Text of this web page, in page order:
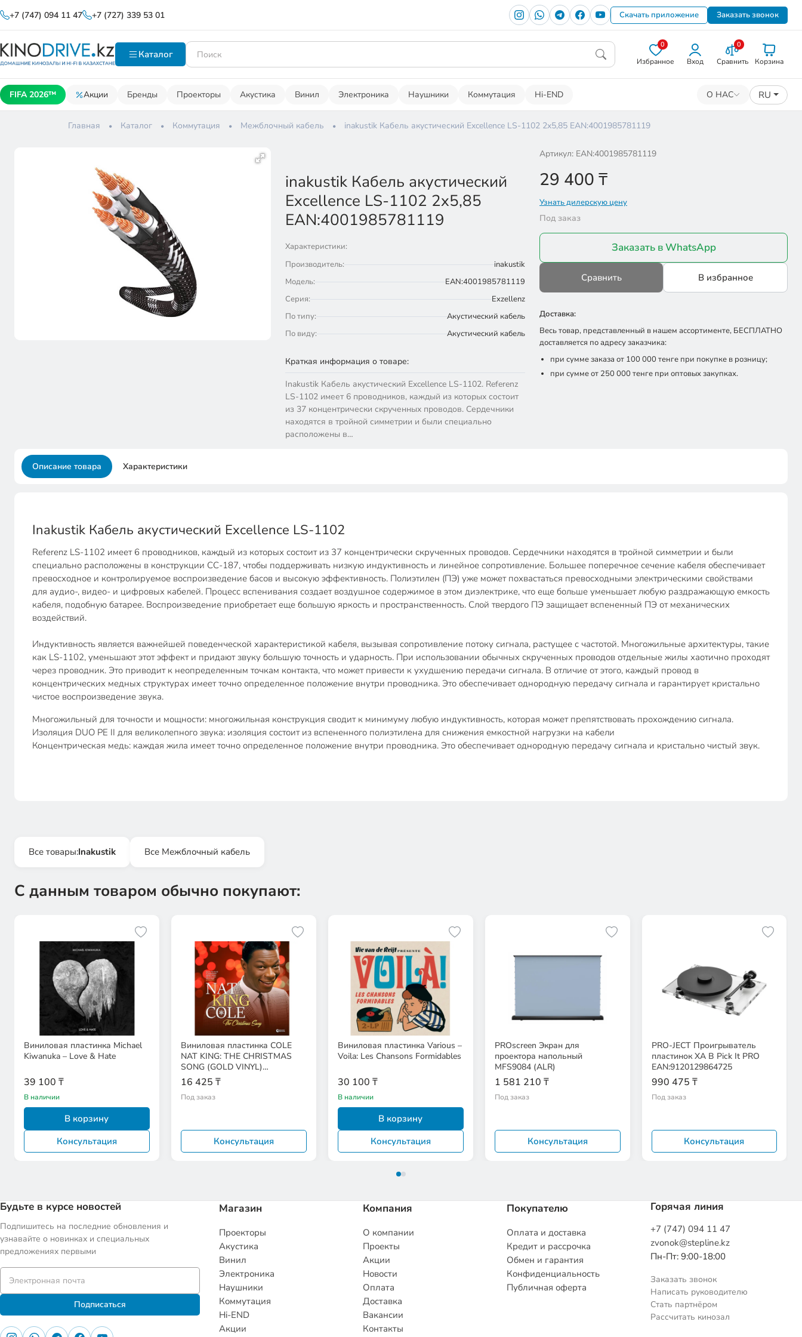
+7 (747) 094 11 47 +7 (727) 339 53 01 Скачать приложение Заказать звонок
Каталог
0
Избранное Вход
0
Сравнить Корзина
FIFA 2026™ Акции Бренды Проекторы Акустика Винил Электроника Наушники Коммутация Hi-END О НАС RU
Главная Каталог Коммутация Межблочный кабель inakustik Кабель акустический Excellence LS-1102 2x5,85 EAN:4001985781119
inakustik Кабель акустический
Excellence LS-1102 2x5,85
EAN:4001985781119
Характеристики:
Производитель:
inakustik
Модель:
EAN:4001985781119
Серия:
Exzellenz
По типу:
Акустический кабель
По виду:
Акустический кабель
Краткая информация о товаре:
Inakustik Кабель акустический Excellence LS-1102. Referenz
LS-1102 имеет 6 проводников, каждый из которых состоит
из 37 концентрически скрученных проводов. Сердечники
находятся в тройной симметрии и были специально
расположены в…
Артикул: EAN:4001985781119
29 400 ₸
Узнать дилерскую цену
Под заказ
Заказать в WhatsApp
Сравнить В избранное
Доставка:
Весь товар, представленный в нашем ассортименте, БЕСПЛАТНО
доставляется по адресу заказчика:
при сумме заказа от 100 000 тенге при покупке в розницу;
при сумме от 250 000 тенге при оптовых закупках.
Описание товара Характеристики
Inakustik Кабель акустический Excellence LS-1102
Referenz LS-1102 имеет 6 проводников, каждый из которых состоит из 37 концентрически скрученных проводов. Сердечники находятся в тройной симметрии и были
специально расположены в конструкции CC-187, чтобы поддерживать низкую индуктивность и линейное сопротивление. Большее поперечное сечение кабеля обеспечивает
превосходное и контролируемое воспроизведение басов и высокую эффективность. Полиэтилен (ПЭ) уже может похвастаться превосходными электрическими свойствами
для аудио-, видео- и цифровых кабелей. Процесс вспенивания создает воздушное содержимое в этом диэлектрике, что еще больше уменьшает любую раздражающую емкость
кабеля, подобную батарее. Воспроизведение приобретает еще большую яркость и пространственность. Слой твердого ПЭ защищает вспененный ПЭ от механических
воздействий.
Индуктивность является важнейшей поведенческой характеристикой кабеля, вызывая сопротивление потоку сигнала, растущее с частотой. Многожильные архитектуры, такие
как LS-1102, уменьшают этот эффект и придают звуку большую точность и ударность. При использовании обычных скрученных проводов отдельные жилы хаотично проходят
через проводник. Это приводит к неопределенным точкам контакта, что может привести к ухудшению передачи сигнала. В отличие от этого, каждый провод в
концентрических медных структурах имеет точно определенное положение внутри проводника. Это обеспечивает однородную передачу сигнала и гарантирует кристально
чистое воспроизведение звука.
Многожильный для точности и мощности: многожильная конструкция сводит к минимуму любую индуктивность, которая может препятствовать прохождению сигнала.
Изоляция DUO PE II для великолепного звука: изоляция состоит из вспененного полиэтилена для снижения емкостной нагрузки на кабели
Концентрическая медь: каждая жила имеет точно определенное положение внутри проводника. Это обеспечивает однородную передачу сигнала и кристально чистый звук.
Все товары:Inakustik Все Межблочный кабель
С данным товаром обычно покупают:
Виниловая пластинка Michael
Kiwanuka – Love & Hate
39 100 ₸
В наличии
В корзину
Консультация
Виниловая пластинка COLE
NAT KING: THE CHRISTMAS
SONG (GOLD VINYL)
EAN:9120005654426
16 425 ₸
Под заказ
Консультация
Виниловая пластинка Various –
Voila: Les Chansons Formidables
30 100 ₸
В наличии
В корзину
Консультация
PROscreen Экран для
проектора напольный
MFS9084 (ALR)
1 581 210 ₸
Под заказ
Консультация
PRO-JECT Проигрыватель
пластинок XA B Pick It PRO
EAN:9120129864725
990 475 ₸
Под заказ
Консультация
Будьте в курсе новостей
Подпишитесь на последние обновления и
узнавайте о новинках и специальных
предложениях первыми
Подписаться
Магазин
Проекторы
Акустика
Винил
Электроника
Наушники
Коммутация
Hi-END
Акции
Компания
О компании
Проекты
Акции
Новости
Оплата
Доставка
Вакансии
Контакты
Покупателю
Оплата и доставка
Кредит и рассрочка
Обмен и гарантия
Конфиденциальность
Публичная оферта
Горячая линия
+7 (747) 094 11 47
zvonok@stepline.kz
Пн-Пт: 9:00-18:00
Заказать звонок
Написать руководителю
Стать партнёром
Рассчитать кинозал